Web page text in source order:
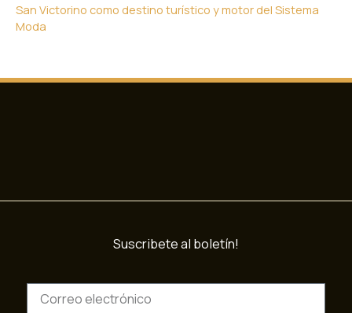
San Victorino como destino turístico y motor del Sistema
Moda
Suscribete al boletín!